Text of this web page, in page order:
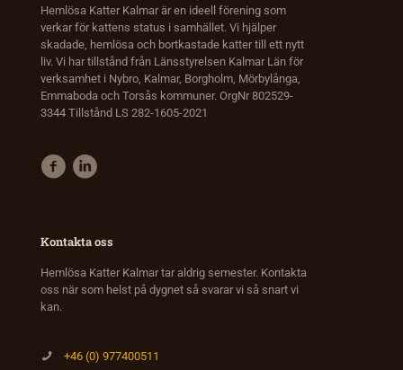
Hemlösa Katter Kalmar är en ideell förening som
verkar för kattens status i samhället. Vi hjälper
skadade, hemlösa och bortkastade katter till ett nytt
liv. Vi har tillstånd från Länsstyrelsen Kalmar Län för
verksamhet i Nybro, Kalmar, Borgholm, Mörbylånga,
Emmaboda och Torsås kommuner. OrgNr 802529-
3344 Tillstånd LS 282-1605-2021
Kontakta oss
Hemlösa Katter Kalmar tar aldrig semester. Kontakta
oss när som helst på dygnet så svarar vi så snart vi
kan.
+46 (0) 977400511